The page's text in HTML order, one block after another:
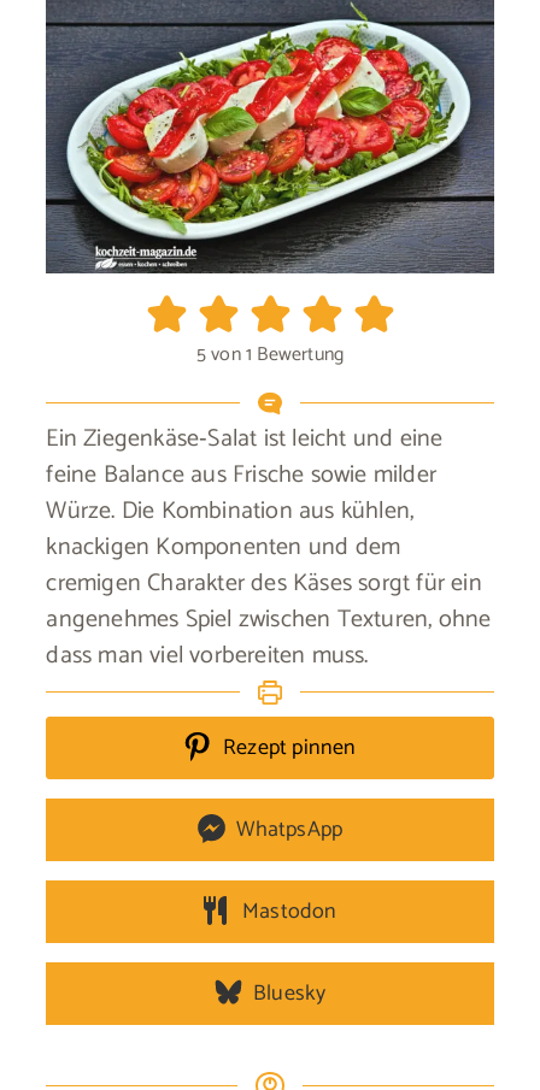
5von 1 Bewertung
Ein Ziegenkäse‑Salat ist leicht und eine
feine Balance aus Frische sowie milder
Würze. Die Kombination aus kühlen,
knackigen Komponenten und dem
cremigen Charakter des Käses sorgt für ein
angenehmes Spiel zwischen Texturen, ohne
dass man viel vorbereiten muss.
Rezept pinnen
WhatpsApp
Mastodon
Bluesky